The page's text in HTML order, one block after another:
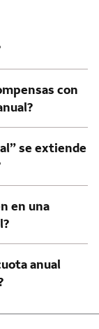
con
se extiende
en una
anual